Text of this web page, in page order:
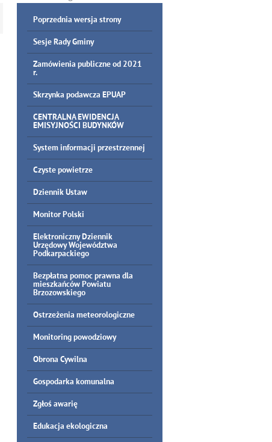
Poprzednia wersja strony
Sesje Rady Gminy
Zamówienia publiczne od 2021
r.
Skrzynka podawcza EPUAP
CENTRALNA EWIDENCJA
EMISYJNOŚCI BUDYNKÓW
System informacji przestrzennej
Czyste powietrze
Dziennik Ustaw
Monitor Polski
Elektroniczny Dziennik
Urzędowy Województwa
Podkarpackiego
Bezpłatna pomoc prawna dla
mieszkańców Powiatu
Brzozowskiego
Ostrzeżenia meteorologiczne
Monitoring powodziowy
Obrona Cywilna
Gospodarka komunalna
Zgłoś awarię
Edukacja ekologiczna